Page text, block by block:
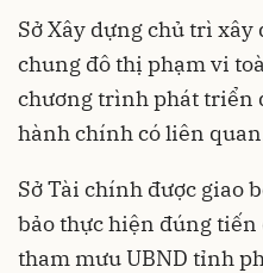
Sở Xây dựng chủ trì
chung đô thị phạm vi
chương trình phát triển
hành chính có liên
Sở Tài chính được giao
bảo thực hiện đúng tiến
tham mưu UBND tỉnh